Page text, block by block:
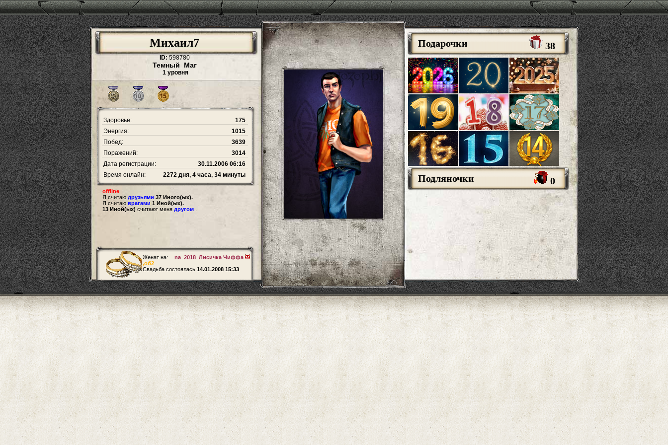
Михаил7
ID: 598780
Темный Маг
1 уровня
Здоровье:
175
Энергия:
1015
Побед:
3639
Поражений:
3014
Дата регистрации:
30.11.2006 06:16
Время онлайн:
2272 дня, 4 часа, 34 минуты
offline
Я считаю друзьями 37 Иного(ых).
Я считаю врагами 1 Иной(ых).
13 Иной(ых) считают меня другом
Женат на:
na_2018_Лисичка Чиффа
,об2
Свадьба состоялась 14.01.2008 15:33
Подарочки 38
Подляночки 0